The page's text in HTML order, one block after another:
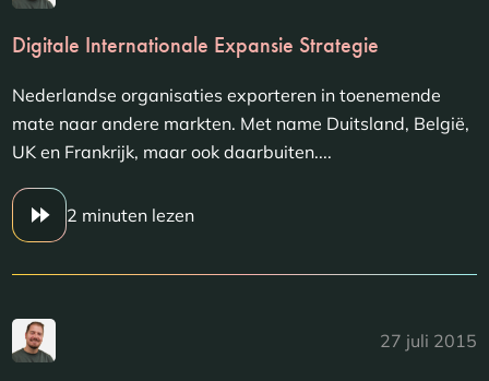
Digitale Internationale Expansie Strategie
Nederlandse organisaties exporteren in toenemende
mate naar andere markten. Met name Duitsland, België,
UK en Frankrijk, maar ook daarbuiten....
2 minuten lezen
27 juli 2015